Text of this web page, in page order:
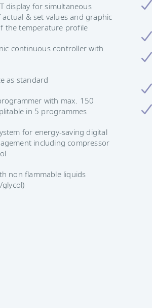
display for simultaneous
& set values and graphic
the temperature profile
continuous controller with
as standard
with max. 150
in 5 programmes
for energy-saving digital
including compressor
non flammable liquids